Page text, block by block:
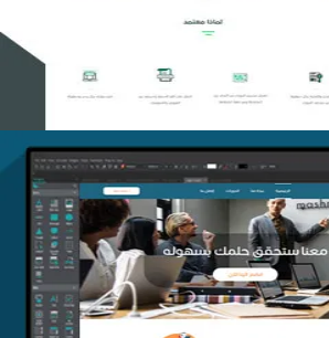
التفاصيل
منصة أفق للتدريب
التفاصيل